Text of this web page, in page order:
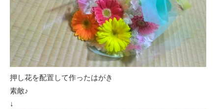
押し花を配置して作ったはがき
素敵♪
↓